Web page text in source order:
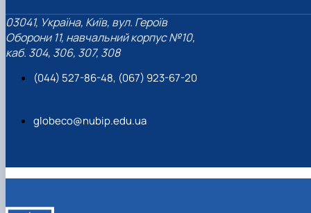
03041, Україна, Київ, вул. Героїв
Оборони 11, навчальний корпус №10,
каб. 304, 306, 307, 308
(044) 527-86-48, (067) 923-67-20
globeco@nubip.edu.ua